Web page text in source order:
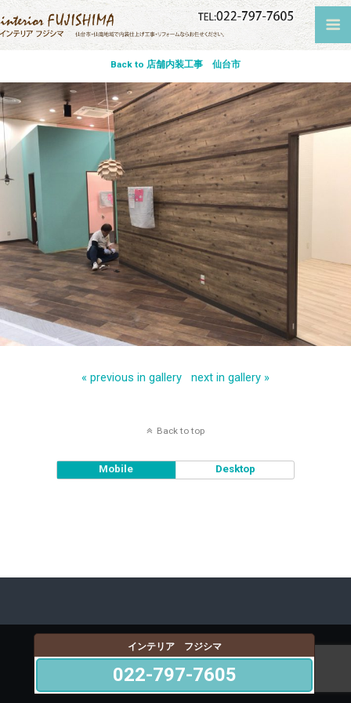
Back to 店舗内装工事 仙台市
« previous in gallery next in gallery »
Back to top
Mobile Desktop
インテリア フジシマ
022-797-7605